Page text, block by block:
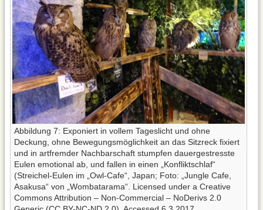
Abbildung 7: Exponiert in vollem Tageslicht und ohne
Deckung, ohne Bewegungsmöglichkeit an das Sitzreck fixiert
und in artfremder Nachbarschaft stumpfen dauergestresste
Eulen emotional ab, und fallen in einen „Konfliktschlaf“
(Streichel-Eulen im „Owl-Cafe“, Japan; Foto: „Jungle Cafe,
Asakusa“ von „Wombatarama“. Licensed under a Creative
Commons Attribution – Non-Commercial – NoDerivs 2.0